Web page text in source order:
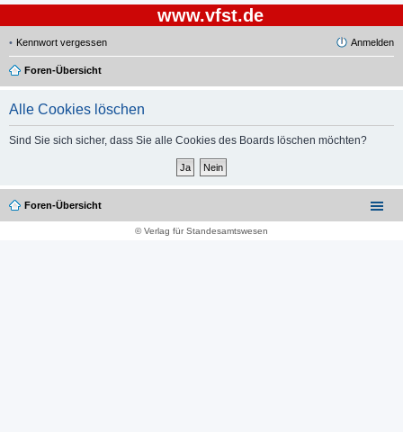
www.vfst.de
Kennwort vergessen Anmelden
Foren-Übersicht
Alle Cookies löschen
Sind Sie sich sicher, dass Sie alle Cookies des Boards löschen möchten?
Foren-Übersicht
© Verlag für Standesamtswesen